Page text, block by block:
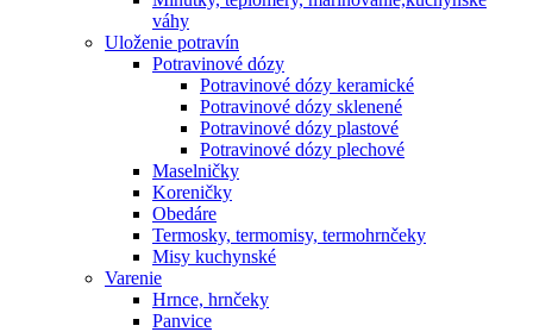
váhy
Uloženie potravín
Potravinové dózy
Potravinové dózy keramické
Potravinové dózy sklenené
Potravinové dózy plastové
Potravinové dózy plechové
Maselničky
Koreničky
Obedáre
Termosky, termomisy, termohrnčeky
Misy kuchynské
Varenie
Hrnce, hrnčeky
Panvice